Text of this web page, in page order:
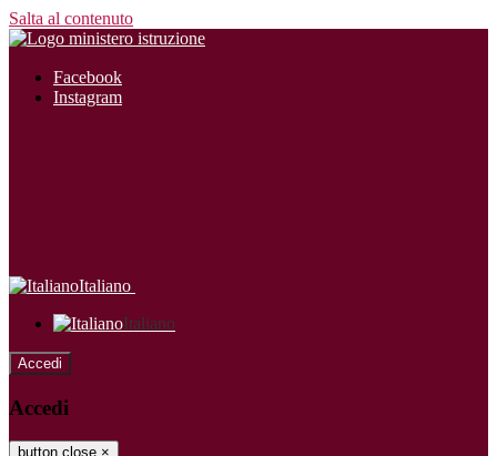
Salta al contenuto
Facebook
Instagram
Italiano
Italiano
Accedi
Accedi
button close ×